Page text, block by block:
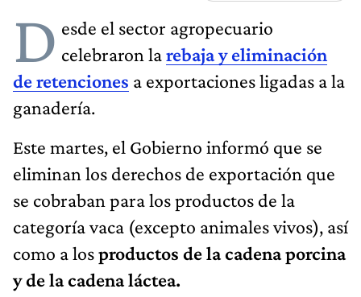
D esde el sector agropecuario
celebraron larebaja y eliminación
de retenciones a exportaciones ligadas a la
ganadería.
Este martes, el Gobierno informó que se
eliminan los derechos de exportación que
se cobraban para los productos de la
categoría vaca (excepto animales vivos), así
como a losproductos de la cadena porcina
y de la cadena láctea.